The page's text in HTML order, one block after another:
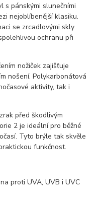
s pánskými slunečními
nejoblíbenější klasiku.
se zrcadlovými skly
ochranu při
nožiček zajišťuje
nošení. Polykarbonátová
aktivity, tak i
před škodlivým
2 je ideální pro běžné
Tyto brýle tak skvěle
funkčnost.
proti UVA, UVB i UVC